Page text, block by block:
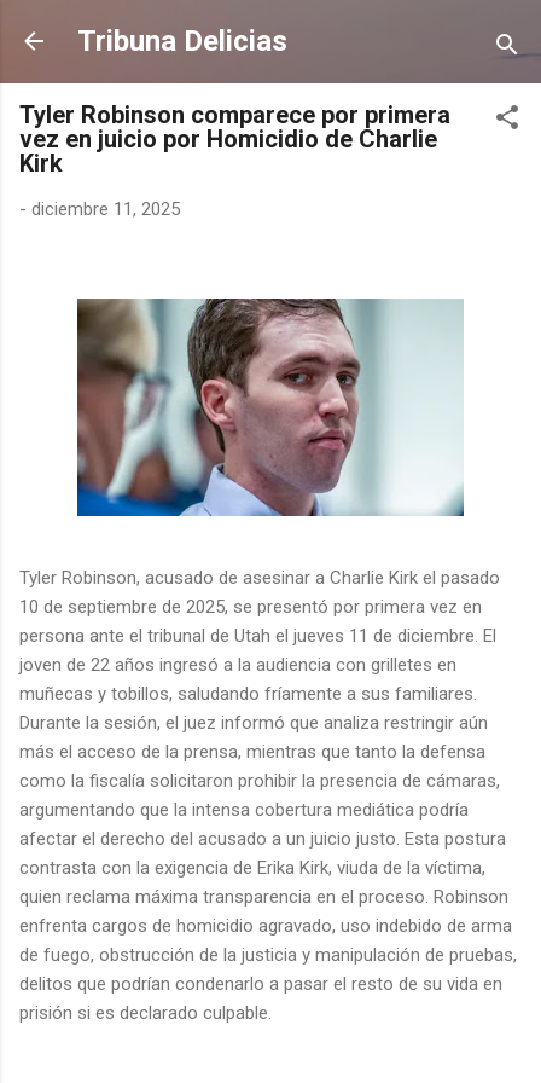
Ir al contenido principal
Tribuna Delicias
Tyler Robinson comparece por primera
vez en juicio por Homicidio de Charlie
Kirk
- diciembre 11, 2025
Tyler Robinson, acusado de asesinar a Charlie Kirk el pasado
10 de septiembre de 2025, se presentó por primera vez en
persona ante el tribunal de Utah el jueves 11 de diciembre. El
joven de 22 años ingresó a la audiencia con grilletes en
muñecas y tobillos, saludando fríamente a sus familiares.
Durante la sesión, el juez informó que analiza restringir aún
más el acceso de la prensa, mientras que tanto la defensa
como la fiscalía solicitaron prohibir la presencia de cámaras,
argumentando que la intensa cobertura mediática podría
afectar el derecho del acusado a un juicio justo. Esta postura
contrasta con la exigencia de Erika Kirk, viuda de la víctima,
quien reclama máxima transparencia en el proceso. Robinson
enfrenta cargos de homicidio agravado, uso indebido de arma
de fuego, obstrucción de la justicia y manipulación de pruebas,
delitos que podrían condenarlo a pasar el resto de su vida en
prisión si es declarado culpable.